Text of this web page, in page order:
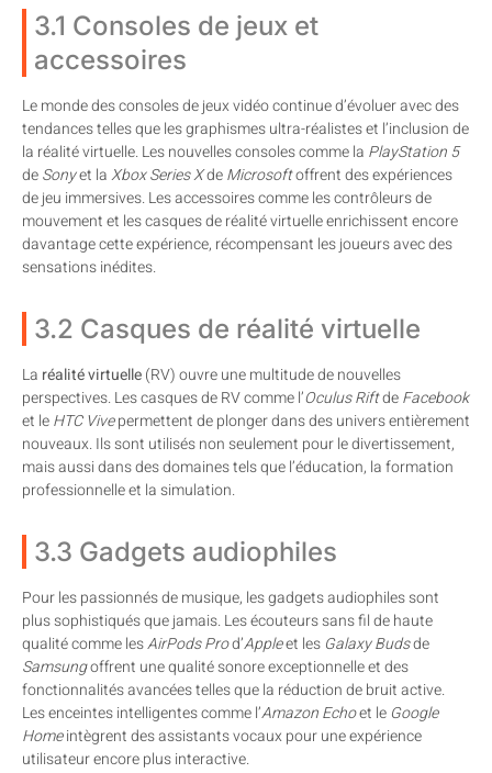
3.1 Consoles de jeux et
accessoires
Le monde des consoles de jeux vidéo continue d’évoluer avec des
tendances telles que les graphismes ultra-réalistes et l’inclusion de
la réalité virtuelle. Les nouvelles consoles comme la PlayStation 5
deSonyet laXbox Series XdeMicrosoftoffrent des expériences
de jeu immersives. Les accessoires comme les contrôleurs de
mouvement et les casques de réalité virtuelle enrichissent encore
davantage cette expérience, récompensant les joueurs avec des
sensations inédites.
3.2 Casques de réalité virtuelle
La réalité virtuelle(RV) ouvre une multitude de nouvelles
perspectives. Les casques de RV comme l’Oculus RiftdeFacebook
et leHTC Vivepermettent de plonger dans des univers entièrement
nouveaux. Ils sont utilisés non seulement pour le divertissement,
mais aussi dans des domaines tels que l’éducation, la formation
professionnelle et la simulation.
3.3 Gadgets audiophiles
Pour les passionnés de musique, les gadgets audiophiles sont
plus sophistiqués que jamais. Les écouteurs sans fil de haute
qualité comme lesAirPods Prod’Appleet les Galaxy Budsde
Samsungoffrent une qualité sonore exceptionnelle et des
fonctionnalités avancées telles que la réduction de bruit active.
Les enceintes intelligentes comme l’Amazon Echoet le Google
Homeintègrent des assistants vocaux pour une expérience
utilisateur encore plus interactive.